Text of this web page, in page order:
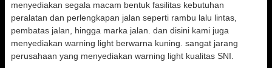
menyediakan segala macam bentuk fasilitas kebutuhan
peralatan dan perlengkapan jalan seperti rambu lalu lintas,
pembatas jalan, hingga marka jalan. dan disini kami juga
menyediakan warning light berwarna kuning. sangat jarang
perusahaan yang menyediakan warning light kualitas SNI.